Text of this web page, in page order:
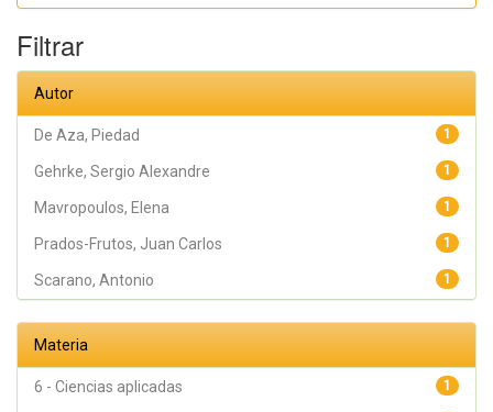
Filtrar
Autor
1
De Aza, Piedad
1
Gehrke, Sergio Alexandre
1
Mavropoulos, Elena
1
Prados-Frutos, Juan Carlos
1
Scarano, Antonio
Materia
1
6 - Ciencias aplicadas